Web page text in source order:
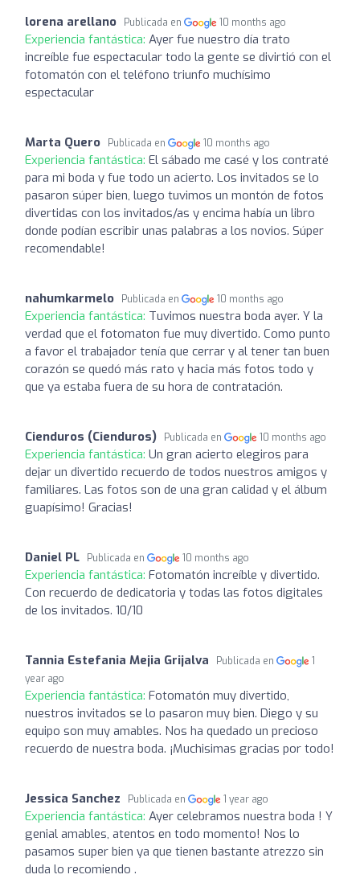
lorena arellano Publicada en 10 months ago
Experiencia fantástica: Ayer fue nuestro día trato
increíble fue espectacular todo la gente se divirtió con el
fotomatón con el teléfono triunfo muchísimo
espectacular
Marta Quero Publicada en 10 months ago
Experiencia fantástica: El sábado me casé y los contraté
para mi boda y fue todo un acierto. Los invitados se lo
pasaron súper bien, luego tuvimos un montón de fotos
divertidas con los invitados/as y encima había un libro
donde podían escribir unas palabras a los novios. Súper
recomendable!
nahumkarmelo Publicada en 10 months ago
Experiencia fantástica: Tuvimos nuestra boda ayer. Y la
verdad que el fotomaton fue muy divertido. Como punto
a favor el trabajador tenía que cerrar y al tener tan buen
corazón se quedó más rato y hacia más fotos todo y
que ya estaba fuera de su hora de contratación.
Cienduros (Cienduros) Publicada en 10 months ago
Experiencia fantástica: Un gran acierto elegiros para
dejar un divertido recuerdo de todos nuestros amigos y
familiares. Las fotos son de una gran calidad y el álbum
guapísimo! Gracias!
Daniel PL Publicada en 10 months ago
Experiencia fantástica: Fotomatón increíble y divertido.
Con recuerdo de dedicatoria y todas las fotos digitales
de los invitados. 10/10
Tannia Estefania Mejia Grijalva Publicada en
1
year ago
Experiencia fantástica: Fotomatón muy divertido,
nuestros invitados se lo pasaron muy bien. Diego y su
equipo son muy amables. Nos ha quedado un precioso
recuerdo de nuestra boda. ¡Muchisimas gracias por todo!
Jessica Sanchez Publicada en 1 year ago
Experiencia fantástica: Ayer celebramos nuestra boda ! Y
genial amables, atentos en todo momento! Nos lo
pasamos super bien ya que tienen bastante atrezzo sin
duda lo recomiendo .